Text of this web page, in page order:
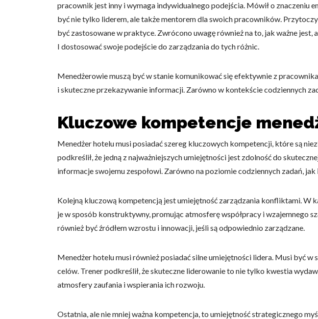
pracownik jest inny i wymaga indywidualnego podejścia. Mówił o znaczeniu
być nie tylko liderem, ale także mentorem dla swoich pracowników.
być zastosowane w praktyce. Zwrócono uwagę również na to, jak ważne jest,
I dostosować swoje podejście do zarządzania do tych różnic.
Menedżerowie muszą być w stanie komunikować się efektywnie z
i skuteczne przekazywanie informacji. Zarówno w kontekście codziennych
Kluczowe kompetencje
Menedżer hotelu musi posiadać szereg kluczowych kompetencji, które są
podkreślił, że jedną z najważniejszych umiejętności jest zdolność do
informacje swojemu zespołowi. Zarówno na poziomie codziennych zadań,
Kolejną kluczową kompetencją jest umiejętność zarządzania konfliktami. W
je w sposób konstruktywny, promując atmosferę współpracy i wzajemnego
również być źródłem wzrostu i innowacji, jeśli są odpowiednio zarządzane.
Menedżer hotelu musi również posiadać silne umiejętności lidera. Musi być
celów. Trener podkreślił, że skuteczne liderowanie to nie tylko kwestia
atmosfery zaufania i wspierania ich rozwoju.
Ostatnia, ale nie mniej ważna kompetencja, to umiejętność strategicznego